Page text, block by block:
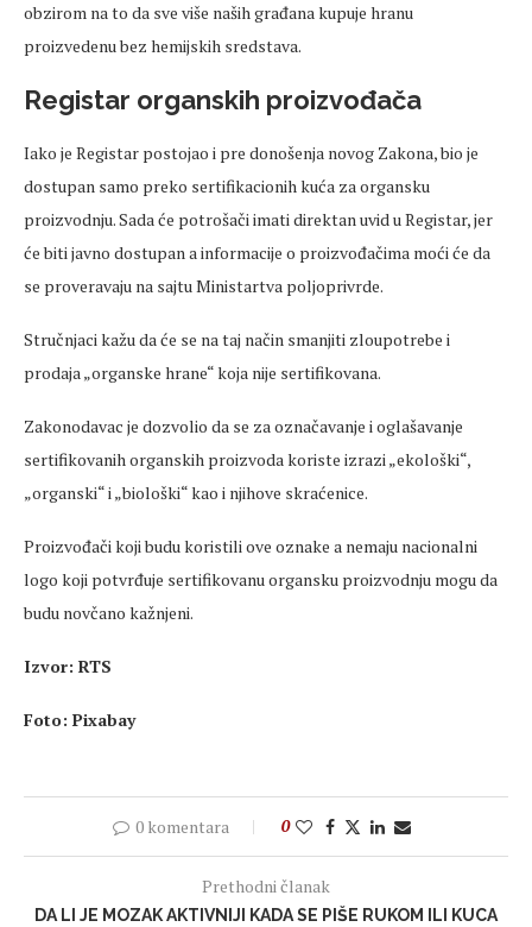
obzirom na to da sve više naših građana kupuje hranu
proizvedenu bez hemijskih sredstava.
Registar organskih proizvođača
Iako je Registar postojao i pre donošenja novog Zakona, bio je
dostupan samo preko sertifikacionih kuća za organsku
proizvodnju. Sada će potrošači imati direktan uvid u Registar, jer
će biti javno dostupan a informacije o proizvođačima moći će da
se proveravaju na sajtu Ministartva poljoprivrde.
Stručnjaci kažu da će se na taj način smanjiti zloupotrebe i
prodaja „organske hrane“ koja nije sertifikovana.
Zakonodavac je dozvolio da se za označavanje i oglašavanje
sertifikovanih organskih proizvoda koriste izrazi „ekološki“,
„organski“ i „biološki“ kao i njihove skraćenice.
Proizvođači koji budu koristili ove oznake a nemaju nacionalni
logo koji potvrđuje sertifikovanu organsku proizvodnju mogu da
budu novčano kažnjeni.
Izvor: RTS
Foto: Pixabay
0 komentara 0
Prethodni članak
DA LI JE MOZAK AKTIVNIJI KADA SE PIŠE RUKOM ILI KUCA